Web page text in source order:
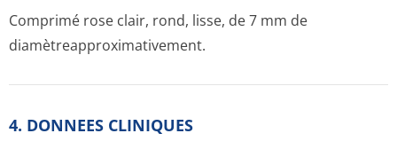
Comprimé rose clair, rond, lisse, de 7 mm de
diamètreappro­ximativement.
4. DONNEES CLINIQUES